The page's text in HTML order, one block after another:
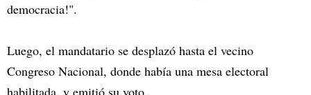
democracia!".
Luego, el mandatario se desplazó hasta el vecino
Congreso Nacional, donde había una mesa electoral
habilitada, y emitió su voto.